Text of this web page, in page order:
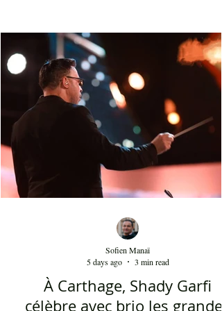
planches du festival de Carthage. Dans les
gradins, dans un temps d'été très humide, les
présents sont le plus souvent des
qui sont venus se rappeler des années 80 et
90 où la culture italienne dominait le paysage
télévisuel tunisien. Conduit par l'énergique
d'orch
Sofien Manaï
5 days ago
3 min read